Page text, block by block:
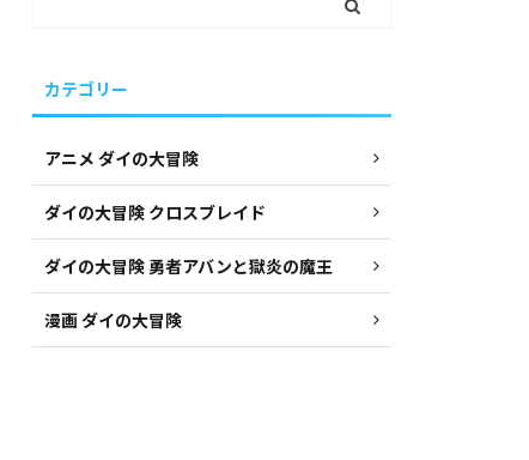
カテゴリー
アニメ ダイの大冒険
ダイの大冒険 クロスブレイド
ダイの大冒険 勇者アバンと獄炎の魔王
漫画 ダイの大冒険